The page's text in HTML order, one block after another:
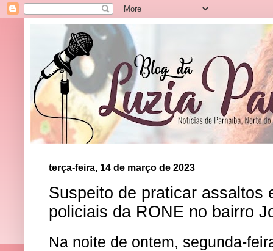
terça-feira, 14 de março de 2023
Suspeito de praticar assaltos
policiais da RONE no bairro
Na noite de ontem, segunda-